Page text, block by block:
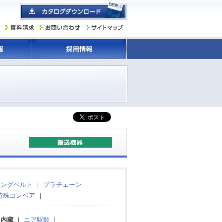
グベルト ｜ プラチェーン
殊コンベア ｜
蔵｜ エア駆動 ｜